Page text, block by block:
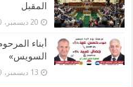
المقبل
20 ديسمبر، 2020
أبناء
السويس»
13 ديسمبر، 2020